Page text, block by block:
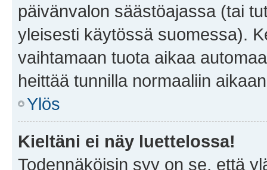
päivänvalon säästöajassa (tai
yleisesti käytössä suomessa).
vaihtamaan tuota aikaa
heittää tunnilla normaaliin
Ylös
Kieltäni ei näy luettelossa!
Todennäköisin syy on se, että